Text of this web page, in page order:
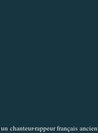
chanteur-rappeur français ancien